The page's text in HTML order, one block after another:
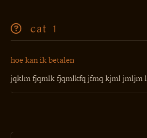
cat 1
hoe kan ik betalen
jqklm fjqmlk fjqmlkfq jfmq kjml jmljm l